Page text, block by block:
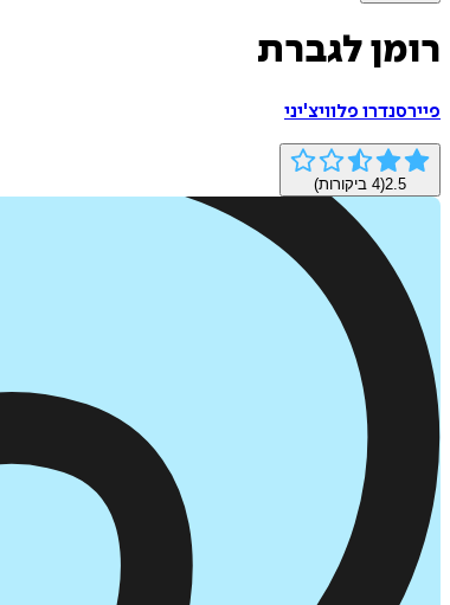
רומן לגברת
פיירסנדרו פלוויצ'יני
2.5
(
4 ביקורות)